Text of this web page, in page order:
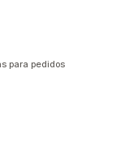
para pedidos